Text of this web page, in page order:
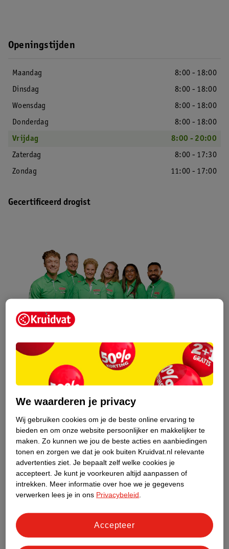
Openingstijden
Maandag
8:00 - 18:00
Dinsdag
8:00 - 18:00
Woensdag
8:00 - 18:00
Donderdag
8:00 - 18:00
Vrijdag
8:00 - 20:00
Zaterdag
8:00 - 17:30
Zondag
11:00 - 17:00
Gecertificeerd drogist
Kruidvat is een erkend specialist in
zelfzorg, ook online. Wat je
gezondheidsvraag ook is, stel hem aan
Stel je gezondheidsvraag
Ook in deze winkel
Kruidvat.nl ophaalpunt
Laat je bestelling snel en gemakkelijk bezorgen in de
We waarderen je privacy
Wij gebruiken cookies om je de beste online ervaring te
bieden en om onze website persoonlijker en makkelijker te
maken. Zo kunnen we jou de beste acties en aanbiedingen
tonen en zorgen we dat je ook buiten Kruidvat.nl relevante
advertenties ziet. Je bepaalt zelf welke cookies je
accepteert. Je kunt je voorkeuren altijd aanpassen of
intrekken.
Meer informatie over hoe we je gegevens
verwerken lees je in ons Privacybeleid
Accepteer